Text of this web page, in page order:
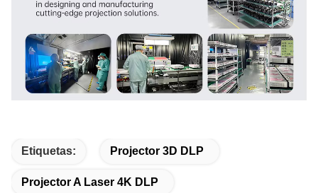
Etiquetas: Projector 3D DLP
Projector A Laser 4K DLP